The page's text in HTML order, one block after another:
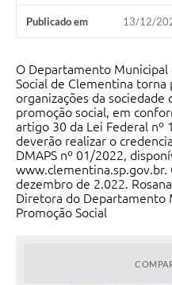
Publicado em 13/12/
O Departamento Municipal
Social de Clementina
organizações da sociedade
promoção social, em
artigo 30 da Lei Federal nº
deverão realizar o
DMAPS nº 01/2022,
www.clementina.sp.gov.br.
dezembro de 2.022.
Diretora do Departamento
Promoção Social